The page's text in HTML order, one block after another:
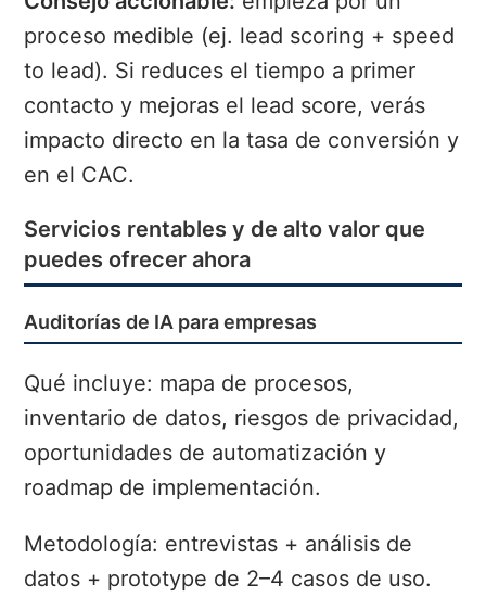
proceso medible (ej. lead scoring + speed
to lead). Si reduces el tiempo a primer
contacto y mejoras el lead score, verás
impacto directo en la tasa de conversión y
en el CAC.
Servicios rentables y de alto valor que
puedes ofrecer ahora
Auditorías de IA para empresas
Qué incluye: mapa de procesos,
inventario de datos, riesgos de privacidad,
oportunidades de automatización y
roadmap de implementación.
Metodología: entrevistas + análisis de
datos + prototype de 2–4 casos de uso.